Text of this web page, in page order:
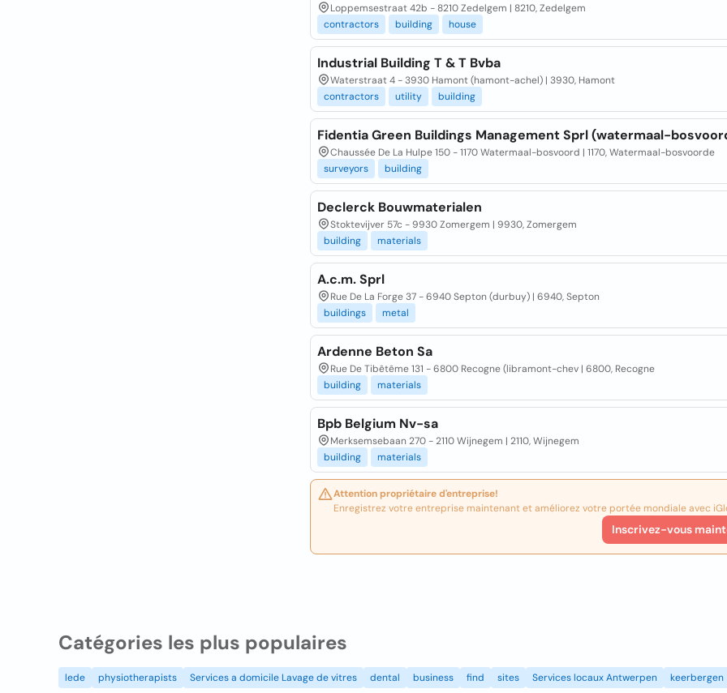
Loppemsestraat 42b - 8210 Zedelgem | 8210, Zedelgem
contractors
building house
Industrial Building T & T Bvba
Waterstraat 4 - 3930 Hamont (hamont-achel) | 3930, Hamont
contractors
utility building
Fidentia Green Buildings Management Sprl (watermaal-
Chaussée De La Hulpe 150 - 1170 Watermaal-bosvoord | 1170, Watermaal-bosvoorde
surveyors
building
Declerck Bouwmaterialen
Stoktevijver 57c - 9930 Zomergem | 9930, Zomergem
building
materials
A.c.m. Sprl
Rue De La Forge 37 - 6940 Septon (durbuy) | 6940, Septon
buildings
metal
Ardenne Beton Sa
Rue De Tibêtême 131 - 6800 Recogne (libramont-chev | 6800, Recogne
building
materials
Bpb Belgium Nv-sa
Merksemsebaan 270 - 2110 Wijnegem | 2110, Wijnegem
building
materials
Attention propriétaire d'entreprise!
Enregistrez votre entreprise maintenant et améliorez votre portée mondiale avec
Inscrivez-vous
Catégories les plus populaires
lede physiotherapists Services a domicile Lavage de vitres dental business find sites Services locaux Antwerpen keerbergen